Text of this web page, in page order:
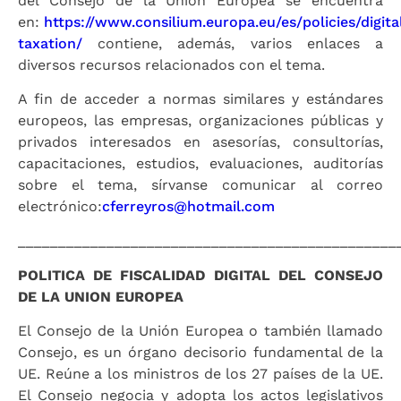
en: https://www.consilium.europa.eu/es/policies/
taxation/ contiene, además, varios enlaces a
diversos recursos relacionados con el tema.
A fin de acceder a normas similares y estándares
europeos, las empresas, organizaciones públicas y
privados interesados en asesorías, consultorías,
capacitaciones, estudios, evaluaciones, auditorías
sobre el tema, sírvanse comunicar al correo
electrónico:cferreyros@hotmail.com
POLITICA DE FISCALIDAD DIGITAL DEL CONSEJO
DE LA UNION EUROPEA
El Consejo de la Unión Europea o también llamado
Consejo, es un órgano decisorio fundamental de la
UE. Reúne a los ministros de los 27 países de la UE.
El Consejo negocia y adopta los actos legislativos